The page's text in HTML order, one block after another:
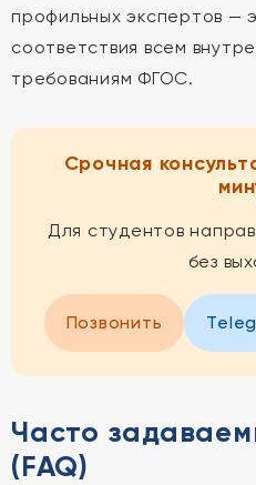
профильных экспертов —
соответствия всем
требованиям ФГОС.
Срочная
Для студентов
без
Позвонить
Часто
(FAQ)